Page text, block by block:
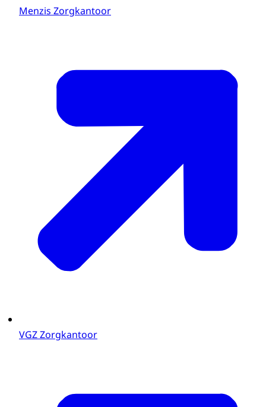
Menzis Zorgkantoor
VGZ Zorgkantoor